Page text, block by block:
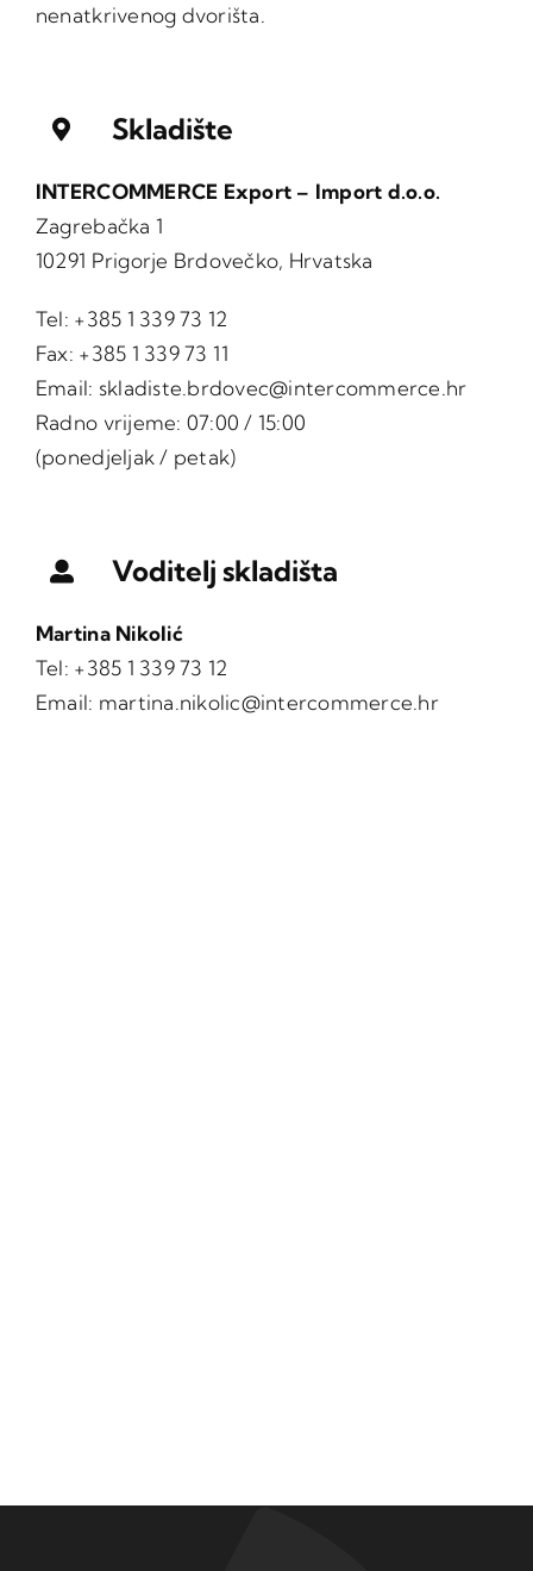
nenatkrivenog dvorišta.
Skladište
INTERCOMMERCE Export – Import d.o.o.
Zagrebačka 1
10291 Prigorje Brdovečko, Hrvatska
Tel: +385 1 339 73 12
Fax: +385 1 339 73 11
Email: skladiste.brdovec@intercommerce.hr
Radno vrijeme: 07:00 / 15:00
(ponedjeljak / petak)
Voditelj skladišta
Martina Nikolić
Tel: +385 1 339 73 12
Email: martina.nikolic@intercommerce.hr